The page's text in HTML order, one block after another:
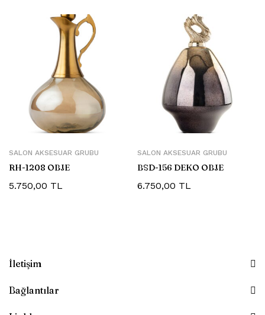
SALON AKSESUAR GRUBU
RH-1208 OBJE
5.750,00 TL
SALON AKSESUAR GRUBU
BSD-156 DEKO OBJE
6.750,00 TL
İletişim
Bağlantılar